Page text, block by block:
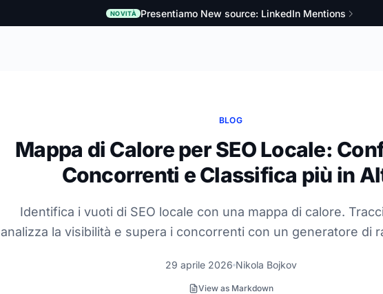
NOVITÀ Presentiamo New source: LinkedIn Mentions
BLOG
Mappa di Calore per SEO Locale:
Concorrenti e Classifica più in
Identifica i vuoti di SEO locale con una mappa di calore.
analizza la visibilità e supera i concorrenti con un generatore di
29 aprile 2026 Nikola Bojkov
View as Markdown